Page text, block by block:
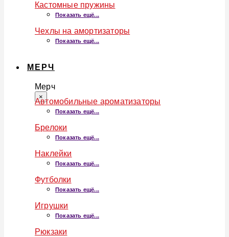
Кастомные пружины
Показать ещё...
Чехлы на амортизаторы
Показать ещё...
МЕРЧ
Мерч
×
Автомобильные ароматизаторы
Показать ещё...
Брелоки
Показать ещё...
Наклейки
Показать ещё...
Футболки
Показать ещё...
Игрушки
Показать ещё...
Рюкзаки